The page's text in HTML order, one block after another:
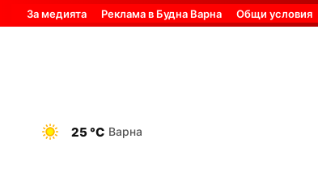
За медията Реклама в Будна Варна Общи условия
25 °C Варна